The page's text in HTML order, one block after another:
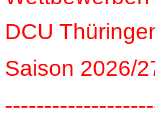
DCU
Saison 2026/